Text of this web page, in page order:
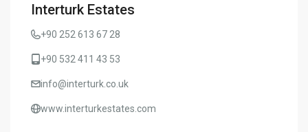
Interturk Estates
+90 252 613 67 28
+90 532 411 43 53
info@interturk.co.uk
www.interturkestates.com